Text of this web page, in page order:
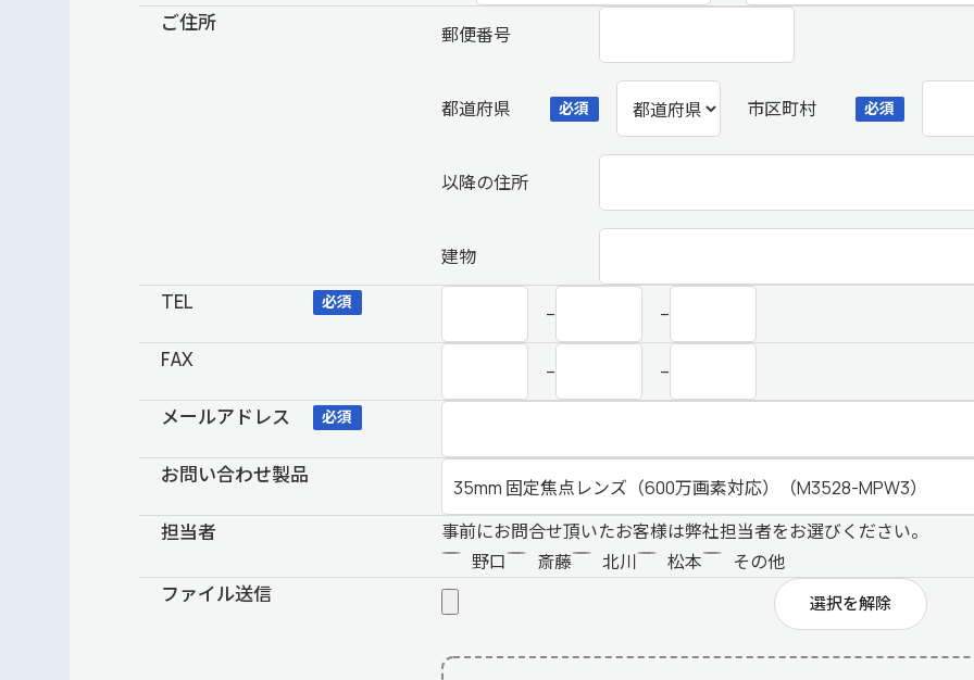
ご住所 郵便番号
都道府県 必須 市区町村 必須
以降の住所
建物
TEL 必須
– –
FAX – –
メールアドレス 必須
お問い合わせ製品
担当者
事前にお問合せ頂いたお客様は弊社担当者をお選びください。
野口
斎藤 北川 松本 その他
ファイル送信 選択を解除